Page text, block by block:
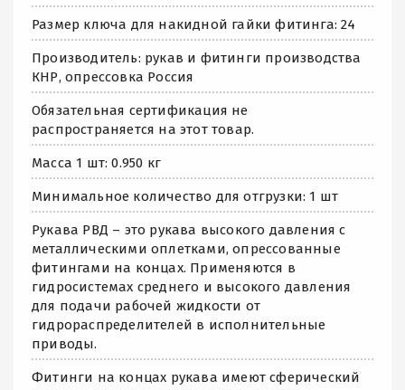
Размер ключа для накидной гайки фитинга: 24
Производитель: рукав и фитинги производства
КНР, опрессовка Россия
Обязательная сертификация не
распространяется на этот товар.
Масса 1 шт: 0.950 кг
Минимальное количество для отгрузки: 1 шт
Рукава РВД – это рукава высокого давления с
металлическими оплетками, опрессованные
фитингами на концах. Применяются в
гидросистемах среднего и высокого давления
для подачи рабочей жидкости от
гидрораспределителей в исполнительные
приводы.
Фитинги на концах рукава имеют сферический